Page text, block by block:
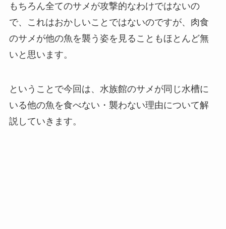
もちろん全てのサメが攻撃的なわけではないの
で、これはおかしいことではないのですが、肉食
のサメが他の魚を襲う姿を見ることもほとんど無
いと思います。
ということで今回は、水族館のサメが同じ水槽に
いる他の魚を食べない・襲わない理由について解
説していきます。